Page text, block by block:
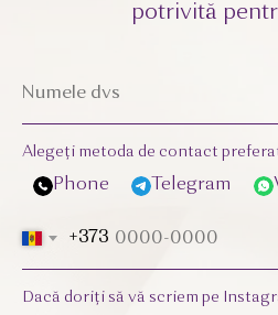
potrivită
Alegeți metoda de contact
Phone Telegram
+373
Dacă doriți să vă scriem pe